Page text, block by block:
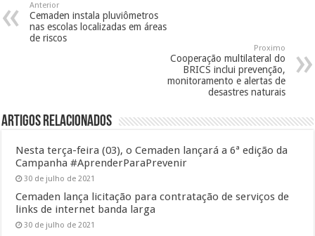
Anterior
Cemaden instala pluviômetros
nas escolas localizadas em áreas
de riscos
Proximo
Cooperação multilateral do
BRICS inclui prevenção,
monitoramento e alertas de
desastres naturais
Artigos Relacionados
Nesta terça-feira (03), o Cemaden lançará a 6ª edição da
Campanha #AprenderParaPrevenir
30 de julho de 2021
Cemaden lança licitação para contratação de serviços de
links de internet banda larga
30 de julho de 2021